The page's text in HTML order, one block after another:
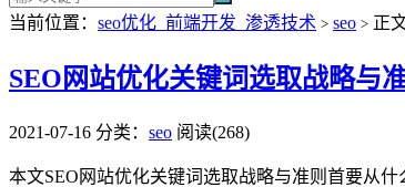
当前位置： seo优化_前端开发_渗透技术 > seo > 正
SEO网站优化关键词选取战略与
2021-07-16 分类： seo 阅读(268)
本文SEO网站优化关键词选取战略与准则首要从